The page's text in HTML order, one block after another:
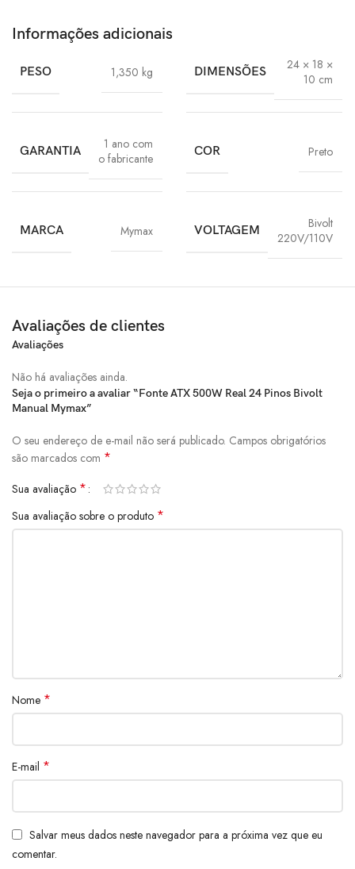
Informações adicionais
PESO 1,350 kg DIMENSÕES
24 × 18 ×
10 cm
GARANTIA
1 ano com
o fabricante
COR Preto
MARCA Mymax VOLTAGEM
Bivolt
220V/110V
Avaliações de clientes
Avaliações
Não há avaliações ainda.
Seja o primeiro a avaliar “Fonte ATX 500W Real 24 Pinos Bivolt
Manual Mymax”
O seu endereço de e-mail não será publicado. Campos obrigatórios
são marcados com *
Sua avaliação *
Sua avaliação sobre o produto *
Nome *
E-mail *
Salvar meus dados neste navegador para a próxima vez que eu
comentar.